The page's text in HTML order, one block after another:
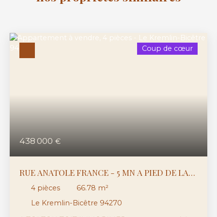
438 000 €
Coup de cœur
RUE ANATOLE FRANCE - 5 MN A PIED DE LA
LIGNE 7 - APPARTEMENT 4 PIECES BALCON,
4 pièces 66.78 m²
Le Kremlin-Bicêtre 94270